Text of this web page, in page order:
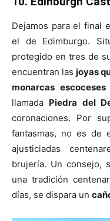
Dejamos para el final
el de Edimburgo.
protegido en tres de
encuentran las joyas
monarcas escoceses
llamada Piedra del
coronaciones. Por
fantasmas, no es de
ajusticiadas
brujería. Un consejo,
una tradición
días, se dispara un